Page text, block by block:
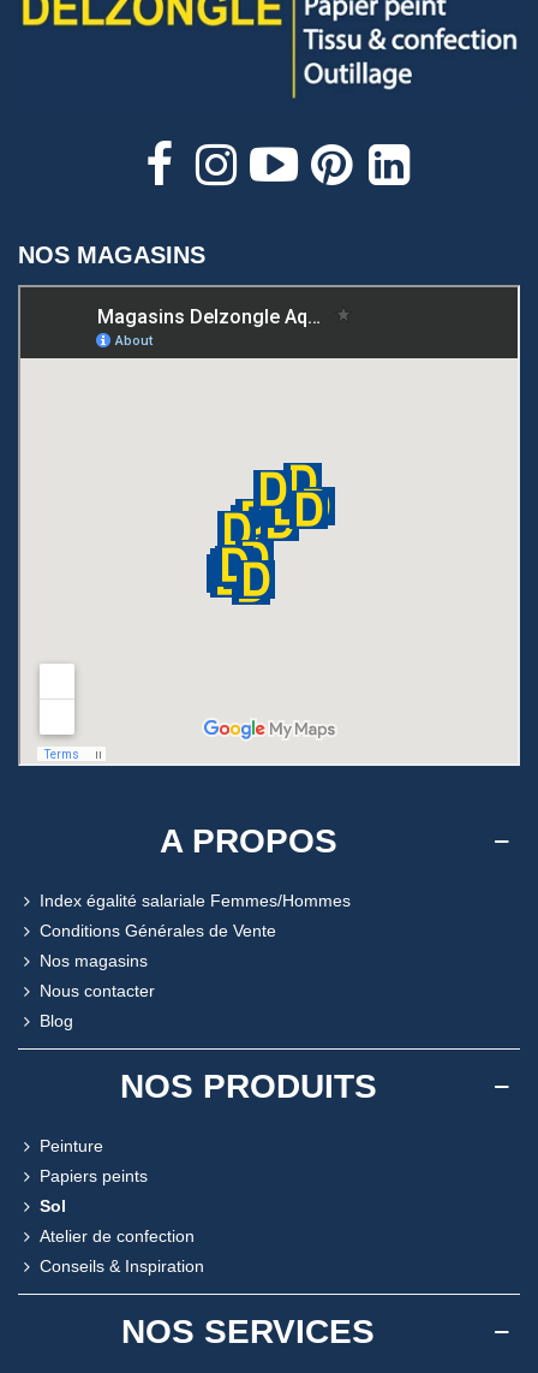
NOS MAGASINS
A PROPOS
Index égalité salariale Femmes/Hommes
Conditions Générales de Vente
Nos magasins
Nous contacter
Blog
NOS PRODUITS
Peinture
Papiers peints
Sol
Atelier de confection
Conseils & Inspiration
NOS SERVICES